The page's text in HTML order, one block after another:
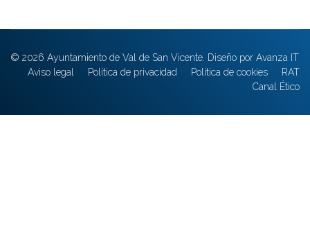
© 2026 Ayuntamiento de Val de San Vicente. Diseño por Avanza IT
Aviso legal
Política de privacidad Política de cookies
RAT
Canal Ético